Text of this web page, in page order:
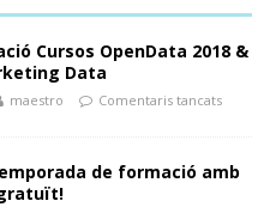
Cursos OpenData 2018 &
Data
maestro Comentaris tancats
de formació amb